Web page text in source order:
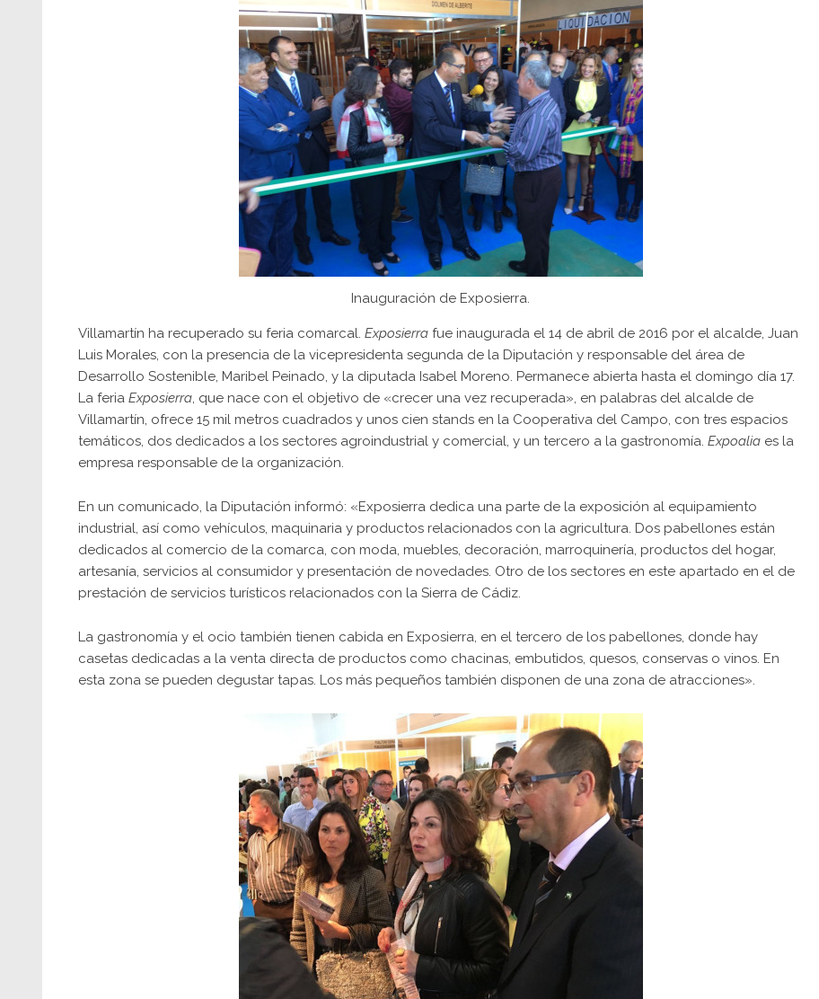
Inauguración de Exposierra.
Villamartín ha recuperado su feria comarcal. Exposierra fue inaugurada el 14 de abril de 2016 por el alcalde, Juan
Luis Morales, con la presencia de la vicepresidenta segunda de la Diputación y responsable del área de
Desarrollo Sostenible, Maribel Peinado, y la diputada Isabel Moreno. Permanece abierta hasta el domingo día 17.
La feria Exposierra, que nace con el objetivo de «crecer una vez recuperada», en palabras del alcalde de
Villamartín, ofrece 15 mil metros cuadrados y unos cien stands en la Cooperativa del Campo, con tres espacios
temáticos, dos dedicados a los sectores agroindustrial y comercial, y un tercero a la gastronomía. Expoalia es la
empresa responsable de la organización.
En un comunicado, la Diputación informó: «Exposierra dedica una parte de la exposición al equipamiento
industrial, así como vehículos, maquinaria y productos relacionados con la agricultura. Dos pabellones están
dedicados al comercio de la comarca, con moda, muebles, decoración, marroquinería, productos del hogar,
artesanía, servicios al consumidor y presentación de novedades. Otro de los sectores en este apartado en el de
prestación de servicios turísticos relacionados con la Sierra de Cádiz.
La gastronomía y el ocio también tienen cabida en Exposierra, en el tercero de los pabellones, donde hay
casetas dedicadas a la venta directa de productos como chacinas, embutidos, quesos, conservas o vinos. En
esta zona se pueden degustar tapas. Los más pequeños también disponen de una zona de atracciones».